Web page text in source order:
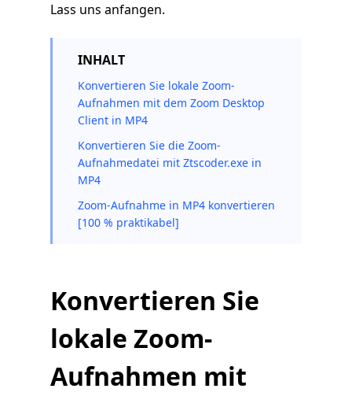
Lass uns anfangen.
INHALT
Konvertieren Sie lokale Zoom-
Aufnahmen mit dem Zoom Desktop
Client in MP4
Konvertieren Sie die Zoom-
Aufnahmedatei mit Ztscoder.exe in
MP4
Zoom-Aufnahme in MP4 konvertieren
[100 % praktikabel]
Konvertieren Sie
lokale Zoom-
Aufnahmen mit